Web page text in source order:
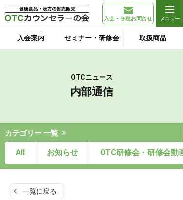
入会・各種お問合せ
入会案内 セミナー・研修会 取扱商品
OTCニュース
内部通信
カテゴリー 一覧
All お知らせ OTC研修会・研修会動画
一覧に戻る